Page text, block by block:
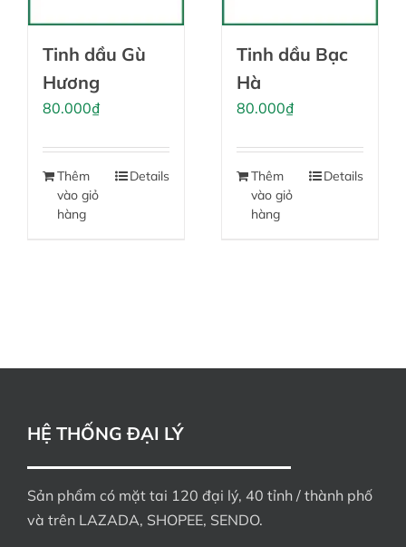
Tinh dầu Gù
Hương
80.000₫
Thêm
vào giỏ
hàng
Details
Tinh dầu Bạc
Hà
80.000₫
Thêm
vào giỏ
hàng
Details
HỆ THỐNG ĐẠI LÝ
Sản phẩm có mặt tai 120 đại lý, 40 tỉnh / thành phố
và trên LAZADA, SHOPEE, SENDO.